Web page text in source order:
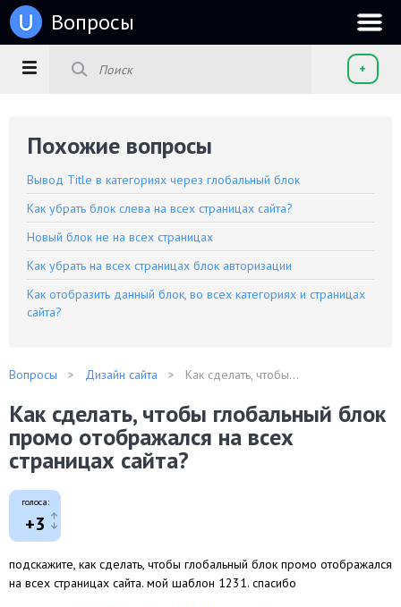
u Вопросы
+
Похожие вопросы
Вывод Title в категориях через глобальный блок
Как убрать блок слева на всех страницах сайта?
Новый блок не на всех страницах
Как убрать на всех страницах блок авторизации
Как отобразить данный блок, во всех категориях и страницах
сайта?
Вопросы Дизайн сайта Как сделать, чтобы...
Как сделать, чтобы глобальный блок
промо отображался на всех
страницах сайта?
голоса:
+3
подскажите, как сделать, чтобы глобальный блок промо отображался
на всех страницах сайта. мой шаблон 1231. спасибо